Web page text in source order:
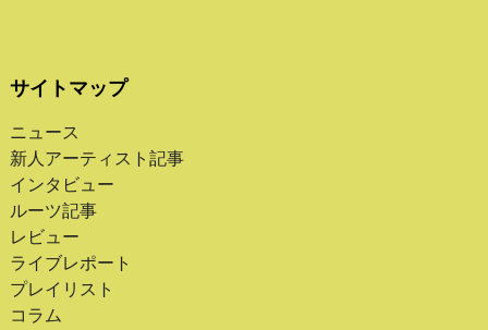
サイトマップ
ニュース
新人アーティスト記事
インタビュー
ルーツ記事
レビュー
ライブレポート
プレイリスト
コラム